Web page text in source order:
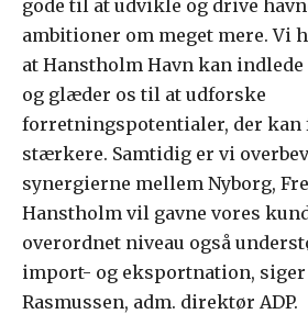
gode til at udvikle og drive
ambitioner om meget mere. Vi
at Hanstholm Havn kan
og glæder os til at udforske
forretningspotentialer, der kan
stærkere. Samtidig er vi
synergierne mellem Nyborg,
Hanstholm vil gavne vores
overordnet niveau også
import- og eksportnation, siger
Rasmussen, adm. direktør ADP.